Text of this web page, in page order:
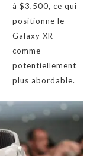
à $3,500, ce qui
positionne le
Galaxy XR
comme
potentiellement
plus abordable.